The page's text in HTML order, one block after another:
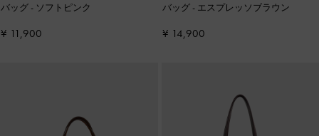
バッグ- ソフトピンク
¥ 11,900
バッグ- エスプレッソブラウン
¥ 14,900